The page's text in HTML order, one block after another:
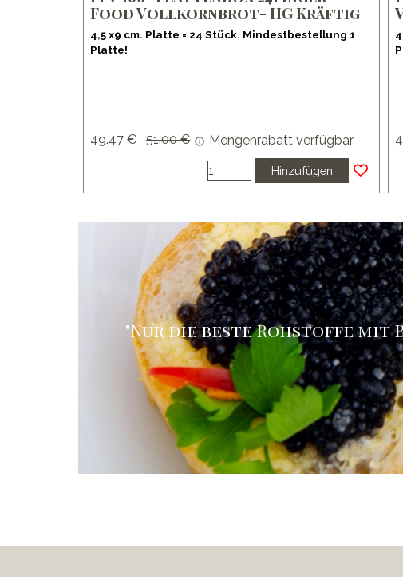
Food Vollkornbrot- HG Kräftig
4,5 x9 cm. Platte = 24 Stück. Mindestbestellung 1
Platte!
49.47 € Preis ohne Rabatt
51.00 € Mengenrabatt verfügbar
Hinzufügen
"Nur die beste Rohstoffe